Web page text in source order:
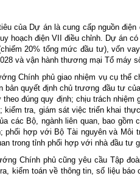
của Dự án là cung cấp nguồn
hoạch điện VII điều chỉnh. Dự án
20% tổng mức đầu tư), vốn
và vận hành thương mại Tổ máy
Chính phủ giao nhiệm vụ cụ thể
bản quyết định chủ trương đầu tư
theo đúng quy định; chịu trách
kiểm tra, giám sát việc triển khai
các Bộ, ngành liên quan, bao
phối hợp với Bộ Tài nguyên và Môi
trong tỉnh phối hợp với nhà đầu tư
Chính phủ cũng yêu cầu Tập
kiểm toán về thông tin, số liệu